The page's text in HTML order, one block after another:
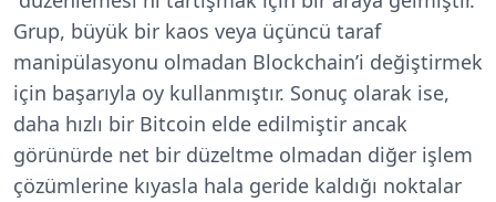
Grup, büyük bir kaos veya üçüncü taraf
manipülasyonu olmadan Blockchain’i değiştirmek
için başarıyla oy kullanmıştır. Sonuç olarak ise,
daha hızlı bir Bitcoin elde edilmiştir ancak
görünürde net bir düzeltme olmadan diğer işlem
çözümlerine kıyasla hala geride kaldığı noktalar